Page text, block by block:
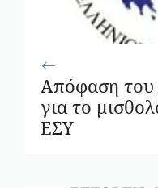
Απόφαση
για το
ΕΣΥ